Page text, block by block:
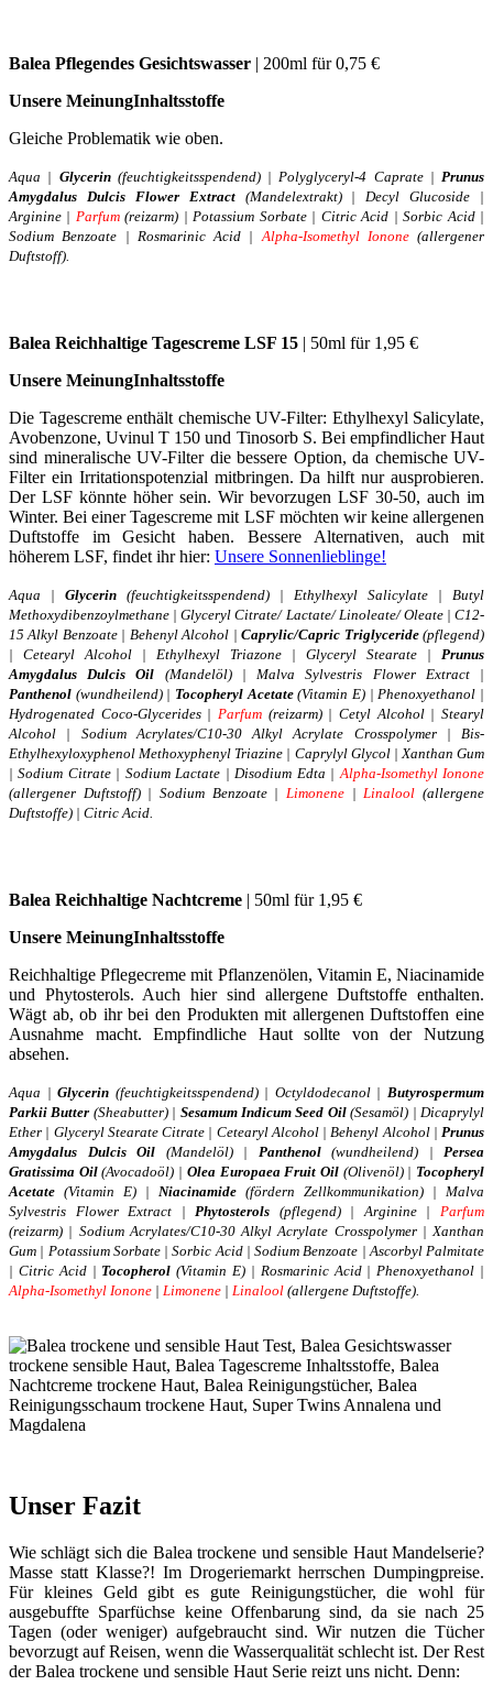
Balea Pflegendes Gesichtswasser | 200ml für 0,75 €
Unsere MeinungInhaltsstoffe
Gleiche Problematik wie oben.
Aqua | Glycerin (feuchtigkeitsspendend) | Polyglyceryl-4 Caprate | Prunus
Amygdalus Dulcis Flower Extract (Mandelextrakt) | Decyl Glucoside |
Arginine | Parfum(reizarm) | Potassium Sorbate | Citric Acid | Sorbic Acid |
Sodium Benzoate | Rosmarinic Acid |Alpha-Isomethyl Ionone (allergener
Duftstoff).
Balea Reichhaltige Tagescreme LSF 15 | 50ml für 1,95 €
Unsere MeinungInhaltsstoffe
Die Tagescreme enthält chemische UV-Filter: Ethylhexyl Salicylate,
Avobenzone, Uvinul T 150 und Tinosorb S. Bei empfindlicher Haut
sind mineralische UV-Filter die bessere Option, da chemische UV-
Filter ein Irritationspotenzial mitbringen. Da hilft nur ausprobieren.
Der LSF könnte höher sein. Wir bevorzugen LSF 30-50, auch im
Winter. Bei einer Tagescreme mit LSF möchten wir keine allergenen
Duftstoffe im Gesicht haben. Bessere Alternativen, auch mit
höherem LSF, findet ihr hier: Unsere Sonnenlieblinge!
Aqua | Glycerin (feuchtigkeitsspendend) | Ethylhexyl Salicylate | Butyl
Methoxydibenzoylmethane | Glyceryl Citrate/ Lactate/ Linoleate/ Oleate | C12-
15 Alkyl Benzoate | Behenyl Alcohol |Caprylic/Capric Triglyceride(pflegend)
| Cetearyl Alcohol | Ethylhexyl Triazone | Glyceryl Stearate | Prunus
Amygdalus Dulcis Oil (Mandelöl) | Malva Sylvestris Flower Extract |
Panthenol (wundheilend) | Tocopheryl Acetate(Vitamin E) | Phenoxyethanol |
Hydrogenated Coco-Glycerides | Parfum (reizarm) | Cetyl Alcohol | Stearyl
Alcohol | Sodium Acrylates/C10-30 Alkyl Acrylate Crosspolymer | Bis-
Ethylhexyloxyphenol Methoxyphenyl Triazine | Caprylyl Glycol | Xanthan Gum
| Sodium Citrate | Sodium Lactate | Disodium Edta |Alpha-Isomethyl Ionone
(allergener Duftstoff) | Sodium Benzoate | Limonene |Linalool(allergene
Duftstoffe) | Citric Acid.
Balea Reichhaltige Nachtcreme | 50ml für 1,95 €
Unsere MeinungInhaltsstoffe
Reichhaltige Pflegecreme mit Pflanzenölen, Vitamin E, Niacinamide
und Phytosterols. Auch hier sind allergene Duftstoffe enthalten.
Wägt ab, ob ihr bei den Produkten mit allergenen Duftstoffen eine
Ausnahme macht. Empfindliche Haut sollte von der Nutzung
absehen.
Aqua |Glycerin (feuchtigkeitsspendend) | Octyldodecanol |Butyrospermum
Parkii Butter (Sheabutter) | Sesamum Indicum Seed Oil(Sesamöl) | Dicaprylyl
Ether | Glyceryl Stearate Citrate | Cetearyl Alcohol | Behenyl Alcohol | Prunus
Amygdalus Dulcis Oil (Mandelöl) | Panthenol (wundheilend) | Persea
Gratissima Oil(Avocadoöl) | Olea Europaea Fruit Oil (Olivenöl) | Tocopheryl
Acetate (Vitamin E) | Niacinamide (fördern Zellkommunikation) | Malva
Sylvestris Flower Extract |Phytosterols (pflegend) | Arginine |Parfum
(reizarm) | Sodium Acrylates/C10-30 Alkyl Acrylate Crosspolymer | Xanthan
Gum | Potassium Sorbate | Sorbic Acid | Sodium Benzoate | Ascorbyl Palmitate
| Citric Acid | Tocopherol(Vitamin E) | Rosmarinic Acid | Phenoxyethanol |
Alpha-Isomethyl Ionone | Limonene | Linalool (allergene Duftstoffe).
Unser Fazit
Wie schlägt sich die Balea trockene und sensible Haut Mandelserie?
Masse statt Klasse?! Im Drogeriemarkt herrschen Dumpingpreise.
Für kleines Geld gibt es gute Reinigungstücher, die wohl für
ausgebuffte Sparfüchse keine Offenbarung sind, da sie nach 25
Tagen (oder weniger) aufgebraucht sind. Wir nutzen die Tücher
bevorzugt auf Reisen, wenn die Wasserqualität schlecht ist. Der Rest
der Balea trockene und sensible Haut Serie reizt uns nicht. Denn: